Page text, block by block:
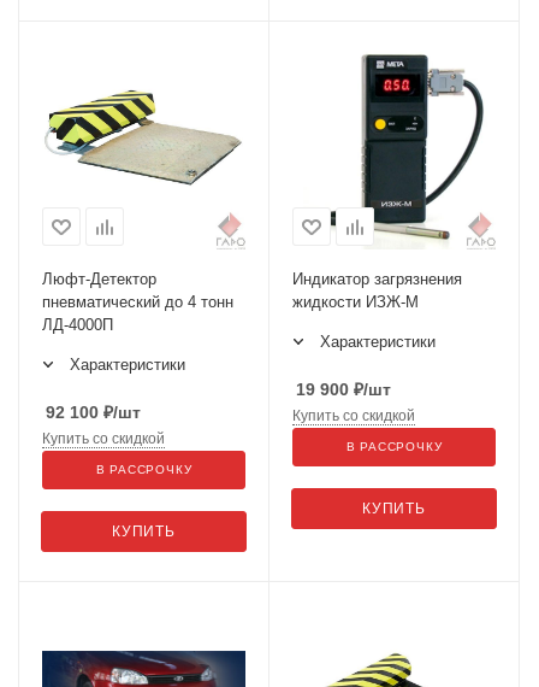
Люфт-Детектор
пневматический до 4 тонн
ЛД-4000П
Характеристики
92 100 ₽/шт
КУПИТЬ
Купить со скидкой
В РАССРОЧКУ
Индикатор загрязнения
жидкости ИЗЖ-М
Характеристики
19 900 ₽/шт
КУПИТЬ
Купить со скидкой
В РАССРОЧКУ